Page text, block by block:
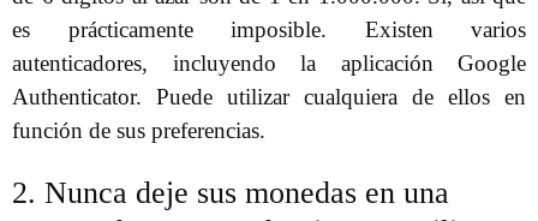
es prácticamente imposible. Existen varios
autenticadores, incluyendo la aplicación Google
Authenticator. Puede utilizar cualquiera de ellos en
función de sus preferencias.
2. Nunca deje sus monedas en una